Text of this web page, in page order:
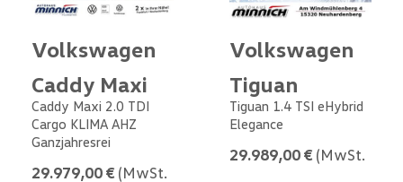
Volkswagen
Caddy Maxi
Caddy Maxi 2.0 TDI
Cargo KLIMA AHZ
Ganzjahresrei
29.979,00 € (MwSt.
Volkswagen
Tiguan
Tiguan 1.4 TSI eHybrid
Elegance
29.989,00 € (MwSt.